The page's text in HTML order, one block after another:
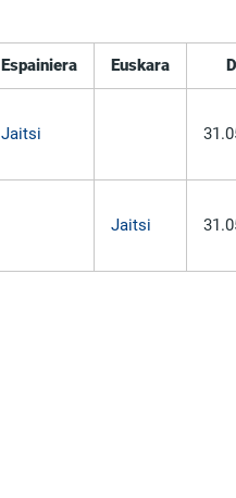
Espainiera Euskara
Jaitsi
Jaitsi